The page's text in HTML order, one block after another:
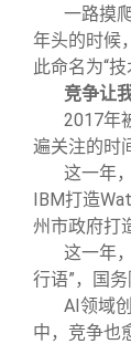
一路摸
年头的时候
此命名为“
竞争让
2017年
遍关注的时
这一年
IBM打造
州市政府打
这一年
行语”，国
AI领域
中，竞争也